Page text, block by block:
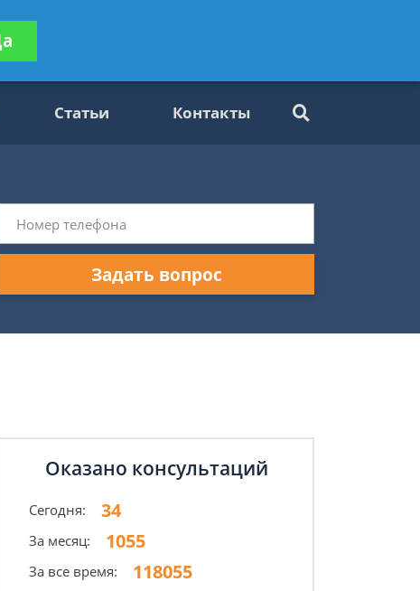
Статьи Контакты
Задать вопрос
Оказано консультаций
Сегодня: 34
За месяц: 1055
За все время: 118055